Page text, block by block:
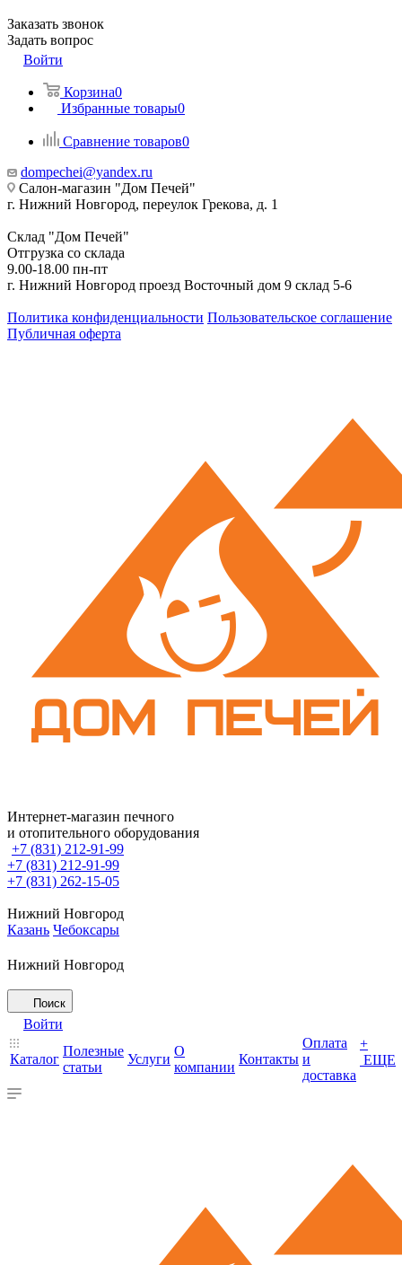
Заказать звонок
Задать вопрос
Войти
Корзина0
Избранные товары0
Сравнение товаров0
dompechei@yandex.ru
Салон-магазин "Дом Печей"
г. Нижний Новгород, переулок Грекова, д. 1
Склад "Дом Печей"
Отгрузка со склада
9.00-18.00 пн-пт
г. Нижний Новгород проезд Восточный дом 9 склад 5-6
Политика конфиденциальности Пользовательское соглашение
Публичная оферта
Интернет-магазин печного
и отопительного оборудования
+7 (831) 212-91-99
+7 (831) 212-91-99
+7 (831) 262-15-05
Нижний Новгород
Казань Чебоксары
Нижний Новгород
Поиск
Войти
Каталог
Полезные
статьи
Услуги
О
компании
Контакты
Оплата
и
доставка
+
ЕЩЕ